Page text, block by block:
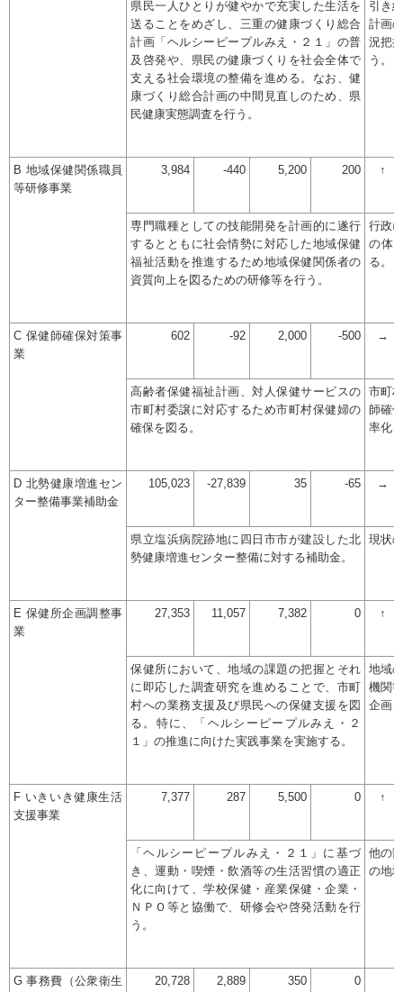
県民一人ひとりが健やかで充実した生活を
送ることをめざし、三重の健康づくり総合
計画「ヘルシーピープルみえ・２１」の普
及啓発や、県民の健康づくりを社会全体で
支える社会環境の整備を進める。なお、健
康づくり総合計画の中間見直しのため、県
民健康実態調査を行う。
引き
計画
況把
う。
B 地域保健関係職員
等研修事業
3,984 -440 5,200 200 ↑
専門職種としての技能開発を計画的に遂行
するとともに社会情勢に対応した地域保健
福祉活動を推進するため地域保健関係者の
資質向上を図るための研修等を行う。
行政
の体
る。
C 保健師確保対策事
業
602 -92 2,000 -500 →
高齢者保健福祉計画、対人保健サービスの
市町村委譲に対応するため市町村保健婦の
確保を図る。
市町
師確
率化
D 北勢健康増進セン
ター整備事業補助金
105,023 -27,839 35 -65 →
県立塩浜病院跡地に四日市市が建設した北
勢健康増進センター整備に対する補助金。
現状
E 保健所企画調整事
業
27,353 11,057 7,382 0 ↑
保健所において、地域の課題の把握とそれ
に即応した調査研究を進めることで、市町
村への業務支援及び県民への保健支援を図
る。特に、「ヘルシーピープルみえ・２
１」の推進に向けた実践事業を実施する。
地域
機関
企画
F いきいき健康生活
支援事業
7,377 287 5,500 0 ↑
「ヘルシーピープルみえ・２１」に基づ
き、運動・喫煙・飲酒等の生活習慣の適正
化に向けて、学校保健・産業保健・企業・
ＮＰＯ等と協働で、研修会や啓発活動を行
う。
他の
の地
G 事務費（公衆衛生
20,728 2,889 350 0